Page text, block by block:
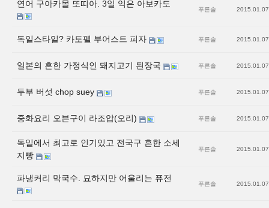
연어 구아카몰 또띠아. 3일 익은 아보카도
푸른솔 2015.01.07
독일스타일? 카토펠 부어스트 피자 푸른솔 2015.01.07
일본의 흔한 가정식인 돼지고기 된장국 푸른솔 2015.01.07
두부 버섯 chop suey 푸른솔 2015.01.07
중화요리 오븐구이 라조압(오리) 푸른솔 2015.01.07
독일에서 최고로 인기있고 전국구 흔한 소세
지빵
푸른솔 2015.01.07
파냉커리 막국수. 묘하지만 어울리는 퓨전
푸른솔 2015.01.07